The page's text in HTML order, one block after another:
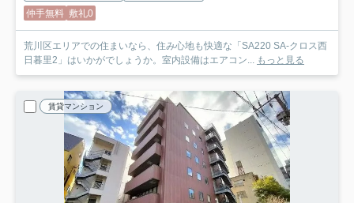
仲手無料 敷礼0
荒川区エリアでの住まいなら、住み心地も快適な「SA220 SA-クロス西
日暮里2」はいかがでしょうか。室内設備はエアコン... もっと見る
賃貸マンション